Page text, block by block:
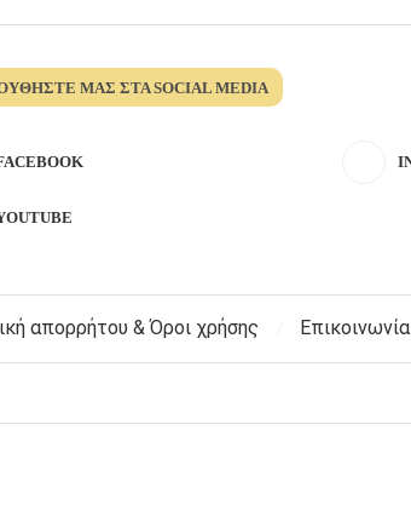
ΜΑΣ ΣΤΑ SOCIAL MEDIA
απορρήτου & Όροι χρήσης Επικοινωνία